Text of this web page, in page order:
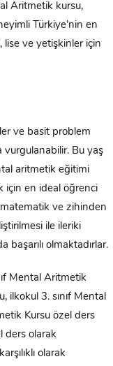
Aritmetik kursu,
Türkiye’nin en
lise ve yetişkinler için
ve basit problem
Bu yaş
aritmetik eğitimi
için en ideal öğrenci
matematik ve zihinden
ile ileriki
başarılı olmaktadırlar.
Mental Aritmetik
ilkokul 3. sınıf Mental
Kursu özel ders
ders olarak
olarak